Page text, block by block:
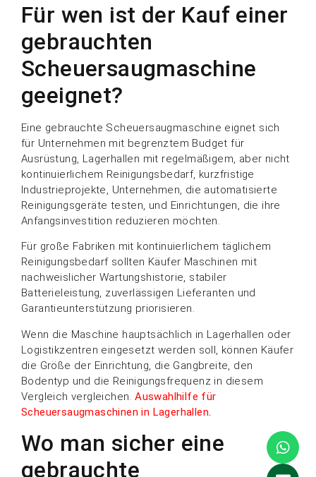
Für wen ist der Kauf einer
gebrauchten
Scheuersaugmaschine
geeignet?
Eine gebrauchte Scheuersaugmaschine eignet sich
für Unternehmen mit begrenztem Budget für
Ausrüstung, Lagerhallen mit regelmäßigem, aber nicht
kontinuierlichem Reinigungsbedarf, kurzfristige
Industrieprojekte, Unternehmen, die automatisierte
Reinigungsgeräte testen, und Einrichtungen, die ihre
Anfangsinvestition reduzieren möchten.
Für große Fabriken mit kontinuierlichem täglichem
Reinigungsbedarf sollten Käufer Maschinen mit
nachweislicher Wartungshistorie, stabiler
Batterieleistung, zuverlässigen Lieferanten und
Garantieunterstützung priorisieren.
Wenn die Maschine hauptsächlich in Lagerhallen oder
Logistikzentren eingesetzt werden soll, können Käufer
die Größe der Einrichtung, die Gangbreite, den
Bodentyp und die Reinigungsfrequenz in diesem
Vergleich vergleichen.Auswahlhilfe für
Scheuersaugmaschinen in Lagerhallen
Wo man sicher eine
gebrauchte